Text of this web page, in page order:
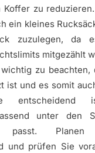
Koffer zu
ein kleines
zuzulegen,
mitgezählt
zu beachten,
ist und es somit
unter den
passt.
und prüfen Sie